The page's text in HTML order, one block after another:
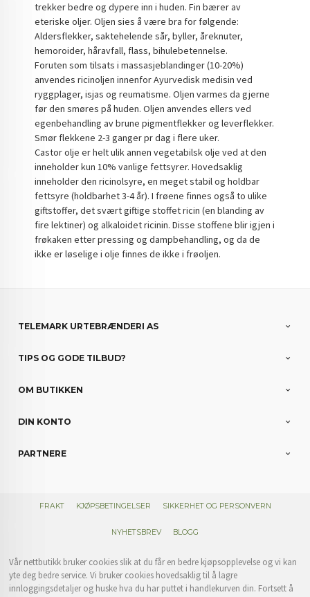
trekker bedre og dypere inn i huden. Fin bærer av
eteriske oljer. Oljen sies å være bra for følgende:
Aldersflekker, saktehelende sår, byller, åreknuter,
hemoroider, håravfall, flass, bihulebetennelse.
Foruten som tilsats i massasjeblandinger (10-20%)
anvendes ricinoljen innenfor Ayurvedisk medisin ved
ryggplager, isjas og reumatisme. Oljen varmes da gjerne
før den smøres på huden. Oljen anvendes ellers ved
egenbehandling av brune pigmentflekker og leverflekker.
Smør flekkene 2-3 ganger pr dag i flere uker.
Castor olje er helt ulik annen vegetabilsk olje ved at den
inneholder kun 10% vanlige fettsyrer. Hovedsaklig
inneholder den ricinolsyre, en meget stabil og holdbar
fettsyre (holdbarhet 3-4 år). I frøene finnes også to ulike
giftstoffer, det svært giftige stoffet ricin (en blanding av
fire lektiner) og alkaloidet ricinin. Disse stoffene blir igjen i
frøkaken etter pressing og dampbehandling, og da de
ikke er løselige i olje finnes de ikke i frøoljen.
TELEMARK URTEBRÆNDERI AS
TIPS OG GODE TILBUD?
OM BUTIKKEN
DIN KONTO
PARTNERE
FRAKT KJØPSBETINGELSER SIKKERHET OG PERSONVERN
NYHETSBREV BLOGG
Vår nettbutikk bruker cookies slik at du får en bedre kjøpsopplevelse og vi kan
yte deg bedre service. Vi bruker cookies hovedsaklig til å lagre
innloggingsdetaljer og huske hva du har puttet i handlekurven din. Fortsett å